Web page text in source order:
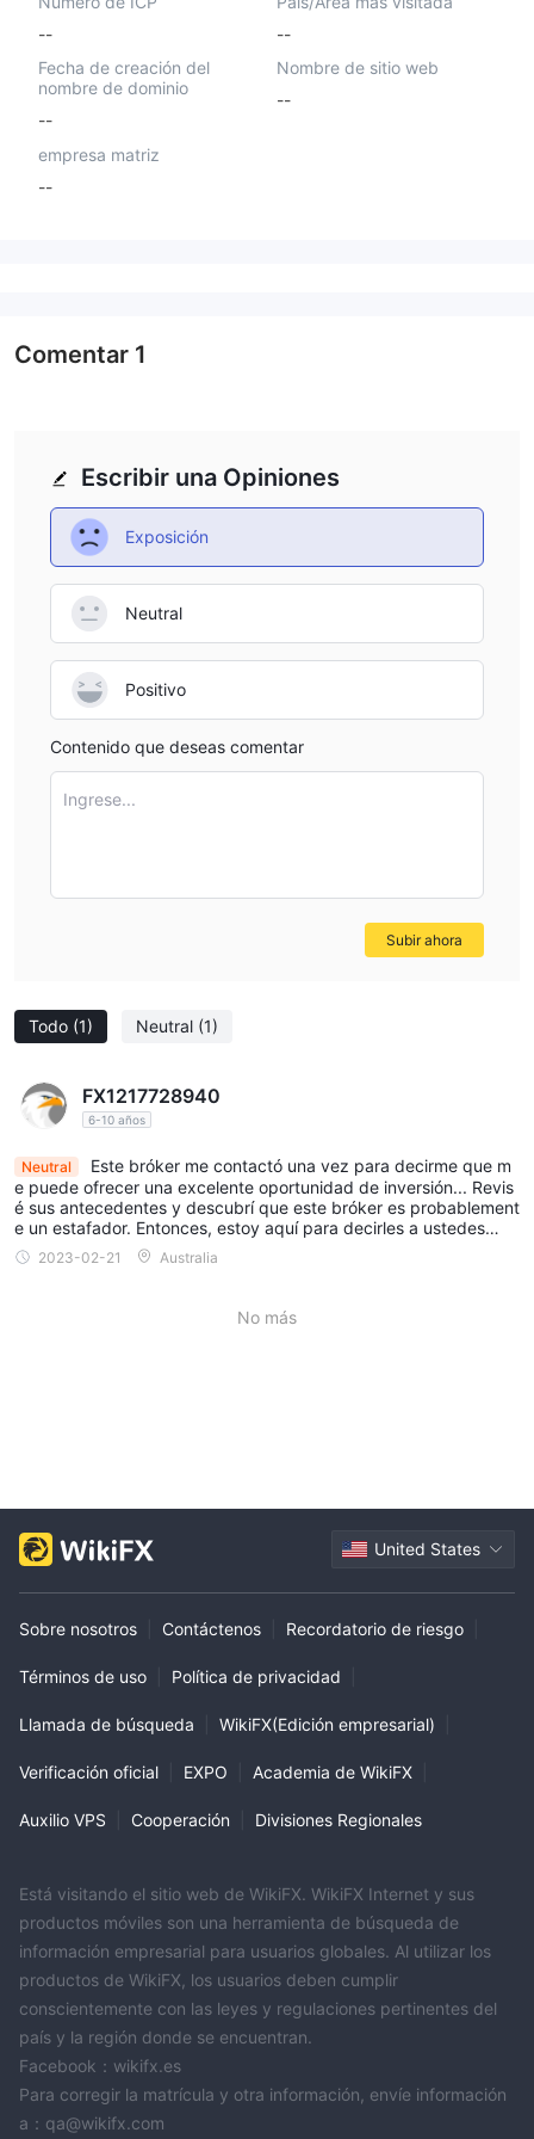
--
--
Fecha de creación del
nombre de dominio
--
Nombre de sitio web
--
empresa matriz
--
Todo (1) Neutral (1)
FX1217728940
6-10 años
Neutral
Este bróker me contactó una vez para decirme que m
e puede ofrecer una excelente oportunidad de inversión... Revis
é sus antecedentes y descubrí que este bróker es probablement
e un estafador. Entonces, estoy aquí para decirles a ustedes…
2023-02-21 Australia
No más
Escribir una Opiniones
Exposición
Neutral
Positivo
Contenido que deseas comentar
Ingrese...
Subir ahora
Comentar 1
United States
Sobre nosotros Contáctenos Recordatorio de riesgo
Términos de uso Política de privacidad
Llamada de búsqueda WikiFX(Edición empresarial)
Verificación oficial EXPO Academia de WikiFX
Auxilio VPS Cooperación Divisiones Regionales
Está visitando el sitio web de WikiFX. WikiFX Internet y sus
productos móviles son una herramienta de búsqueda de
información empresarial para usuarios globales. Al utilizar los
productos de WikiFX, los usuarios deben cumplir
conscientemente con las leyes y regulaciones pertinentes del
país y la región donde se encuentran.
Facebook：wikifx.es
Para corregir la matrícula y otra información, envíe información
a：qa@wikifx.com